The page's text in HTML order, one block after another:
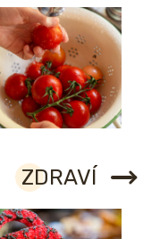
ZDRAVÍ